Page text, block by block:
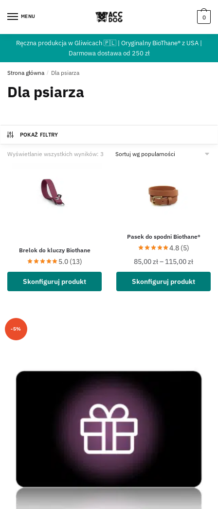
MENU 0
Ręczna produkcja w Gliwicach 🇵🇱 | Oryginalny BioThane® z USA |
Darmowa dostawa od 250 zł
Strona główna / Dla psiarza
Dla psiarza
POKAŻ FILTRY
Wyświetlanie wszystkich wyników: 3
Brelok do kluczy Biothane
5.0 (13)
Skonfiguruj produkt
Pasek do spodni Biothane®
4.8 (5)
85,00zł– 115,00zł
Skonfiguruj produkt
-5%